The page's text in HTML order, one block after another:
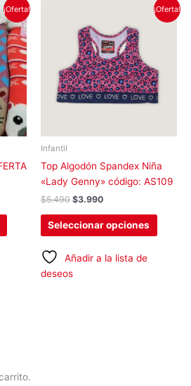
¡Oferta!
Este
producto
tiene
múltiples
variantes.
Las
opciones
se
pueden
en
¡Oferta!
Infantil
Top Algodón Spandex Niña
«Lady Genny» código: AS109
$5.490
original
era:
$5.490.
$3.990
actual
es:
$3.990.
Seleccionar opciones
Este
Las
en
la
Añadir a la lista de
deseos